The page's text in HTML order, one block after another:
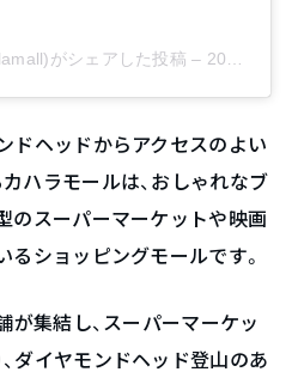
がシェアした投稿 – 2018年 7月月4日午後12時26分PDT
ドヘッドからアクセスのよい
ハラモールは、おしゃれなブ
のスーパーマーケットや映画
るショッピングモールです。
が集結し、スーパーマーケッ
ダイヤモンドヘッド登山のあ